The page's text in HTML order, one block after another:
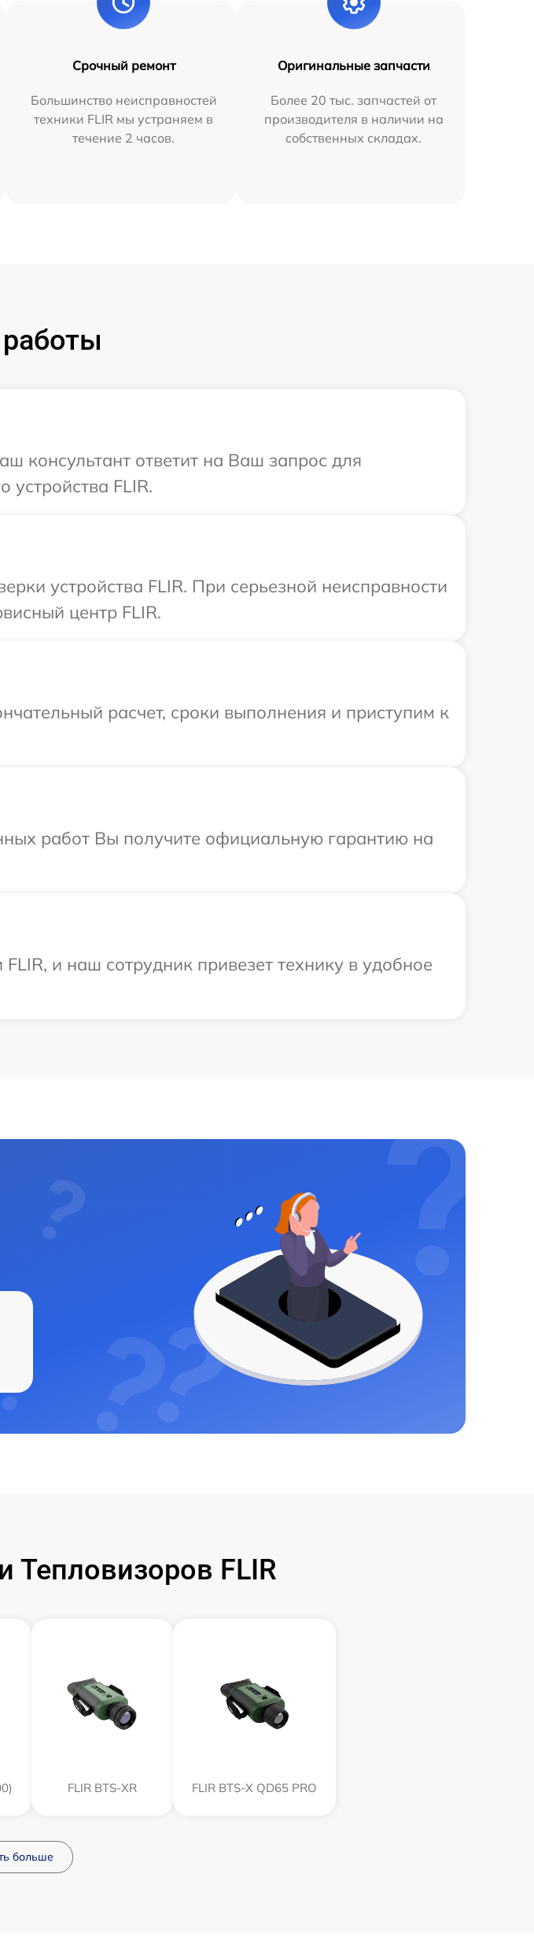
Срочный ремонт
Большинство неисправностей
техники FLIR мы устраняем в
течение 2 часов.
Оригинальные запчасти
Более 20 тыс. запчастей от
производителя в наличии на
собственных складах.
консультант ответит на Ваш запрос для
FLIR.
устройства FLIR. При серьезной неисправности
центр FLIR.
расчет, сроки выполнения и приступим к
работ Вы получите официальную гарантию на
и наш сотрудник привезет технику в удобное
FLIR
FLIR BTS-XR FLIR BTS-X QD65 PRO
больше